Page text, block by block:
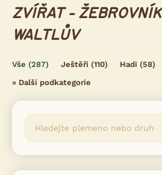
ZVÍŘAT - ŽEBROVNÍK
WALTLŮV
Vše (287) Ještěři (110) Hadi (58)
» Další podkategorie